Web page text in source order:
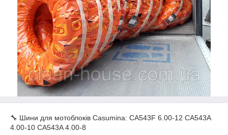
🔧 Шини для мотоблоків Casumina: CA543F 6.00-12 CA543A
4.00-10 CA543A 4.00-8